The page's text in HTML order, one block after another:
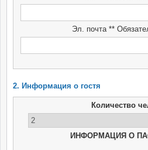
Эл. почта **
2. Информация о гостя
Количество
ИНФОРМАЦИЯ О